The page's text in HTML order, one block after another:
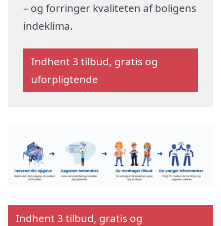
– og forringer kvaliteten af boligens
indeklima.
Indhent 3 tilbud, gratis og
uforpligtende
Indhent 3 tilbud, gratis og